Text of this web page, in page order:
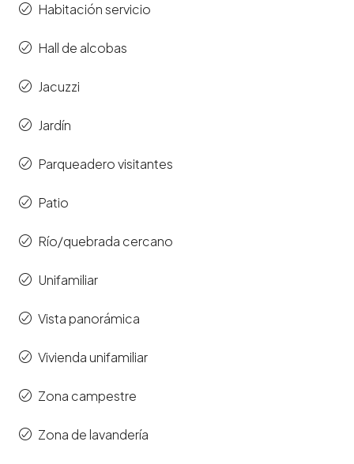
Habitación servicio
Hall de alcobas
Jacuzzi
Jardín
Parqueadero visitantes
Patio
Río/quebrada cercano
Unifamiliar
Vista panorámica
Vivienda unifamiliar
Zona campestre
Zona de lavandería